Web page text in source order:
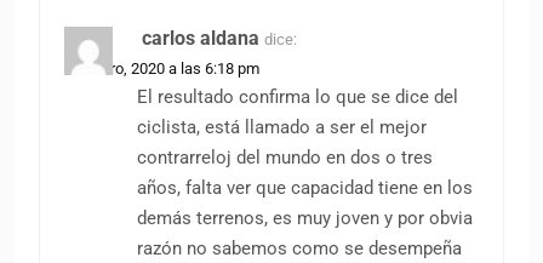
carlos aldana dice:
29 enero, 2020 a las 6:18 pm
El resultado confirma lo que se dice del
ciclista, está llamado a ser el mejor
contrarreloj del mundo en dos o tres
años, falta ver que capacidad tiene en los
demás terrenos, es muy joven y por obvia
razón no sabemos como se desempeña